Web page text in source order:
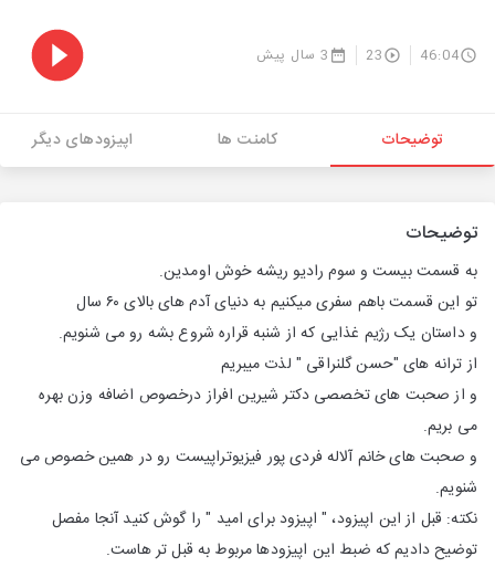
46:04
23 3 سال پیش
توضیحات کامنت ها اپیزودهای دیگر
توضیحات
به قسمت بیست و سوم رادیو ریشه خوش اومدین.
تو این قسمت باهم سفری میکنیم به دنیای آدم های بالای ۶۰ سال
و داستان یک رژیم غذایی که از شنبه قراره شروع بشه رو می شنویم.
از ترانه های "حسن گلنراقی " لذت میبریم
و از صحبت های تخصصی دکتر شیرین افراز درخصوص اضافه وزن بهره
می بریم.
و صحبت های خانم آلاله فردی پور فیزیوتراپیست رو در همین خصوص می
شنویم.
نکته: قبل از این اپیزود، " اپیزود برای امید " را گوش کنید آنجا مفصل
توضیح دادیم که ضبط این اپیزودها مربوط به قبل تر هاست.